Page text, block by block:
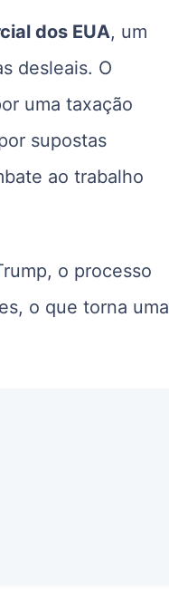
dos EUA, um
desleais. O
uma taxação
supostas
ao trabalho
o processo
o que torna uma